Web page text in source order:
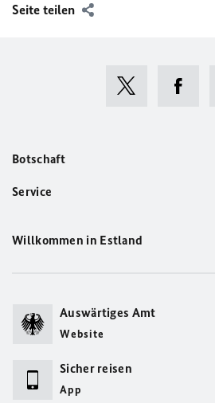
Seite teilen
Botschaft
Service
Willkommen in Estland
Auswärtiges Amt
Website
Sicher reisen
App